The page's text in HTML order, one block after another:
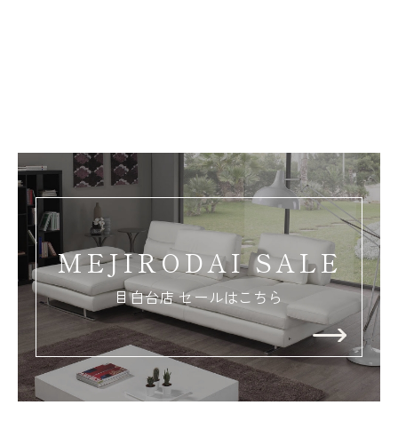
MEJIRODAI SALE
目白台店 セールはこちら